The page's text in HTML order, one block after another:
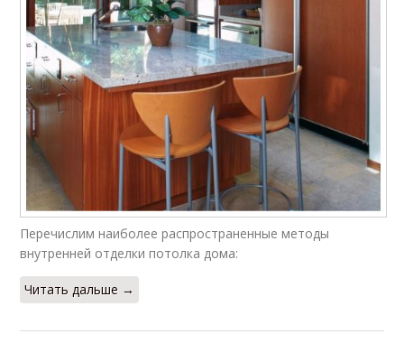
Перечислим наиболее распространенные методы
внутренней отделки потолка дома:
Читать дальше →